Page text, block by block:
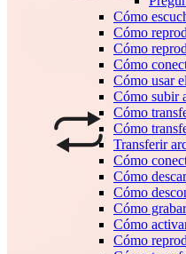
Cómo
Cómo
Cómo
Cómo
Cómo usar
Cómo subir
Cómo
Cómo
Transferir
Cómo
Cómo
Cómo
Cómo
Cómo
Cómo